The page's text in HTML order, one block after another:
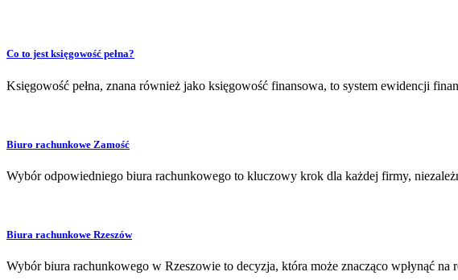
Co to jest księgowość pełna?
Księgowość pełna, znana również jako księgowość finansowa, to system ewidencji
Biuro rachunkowe Zamość
Wybór odpowiedniego biura rachunkowego to kluczowy krok dla każdej firmy,
Biura rachunkowe Rzeszów
Wybór biura rachunkowego w Rzeszowie to decyzja, która może znacząco wpłynąć